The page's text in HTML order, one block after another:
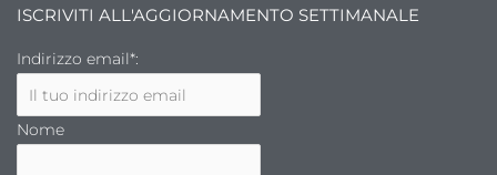
ISCRIVITI ALL'AGGIORNAMENTO SETTIMANALE
Indirizzo email*:
Nome